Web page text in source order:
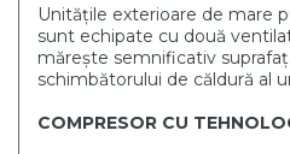
Unitățile exterioare de mare
sunt echipate cu două
mărește semnificativ
schimbătorului de căldură al
COMPRESOR CU